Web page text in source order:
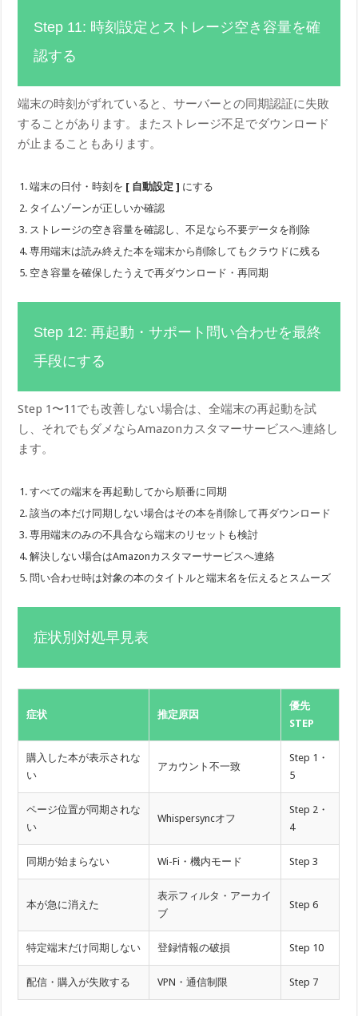
Step 11: 時刻設定とストレージ空き容量を確
認する
端末の時刻がずれていると、サーバーとの同期認証に失敗
することがあります。またストレージ不足でダウンロード
が止まることもあります。
端末の日付・時刻を [ 自動設定 ] にする
タイムゾーンが正しいか確認
ストレージの空き容量を確認し、不足なら不要データを削除
専用端末は読み終えた本を端末から削除してもクラウドに残る
空き容量を確保したうえで再ダウンロード・再同期
Step 12: 再起動・サポート問い合わせを最終
手段にする
Step 1〜11でも改善しない場合は、全端末の再起動を試
し、それでもダメならAmazonカスタマーサービスへ連絡し
ます。
すべての端末を再起動してから順番に同期
該当の本だけ同期しない場合はその本を削除して再ダウンロード
専用端末のみの不具合なら端末のリセットも検討
解決しない場合はAmazonカスタマーサービスへ連絡
問い合わせ時は対象の本のタイトルと端末名を伝えるとスムーズ
症状別対処早見表
症状 推定原因
優先
STEP
購入した本が表示されな
い
アカウント不一致
Step 1・
5
ページ位置が同期されな
い
Whispersyncオフ
Step 2・
4
同期が始まらない Wi-Fi・機内モード Step 3
本が急に消えた
表示フィルタ・アーカイ
ブ
Step 6
特定端末だけ同期しない 登録情報の破損 Step 10
配信・購入が失敗する VPN・通信制限 Step 7